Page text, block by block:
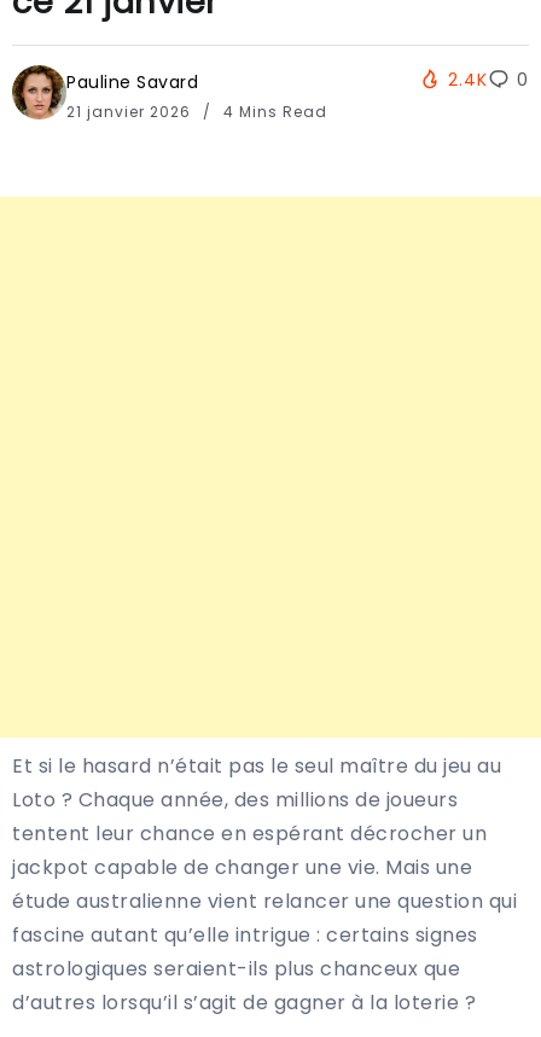
Pauline Savard
21 janvier 2026 4 Mins Read
2.4K 0
Et si le hasard n’était pas le seul maître du jeu au
Loto ? Chaque année, des millions de joueurs
tentent leur chance en espérant décrocher un
jackpot capable de changer une vie. Mais une
étude australienne vient relancer une question qui
fascine autant qu’elle intrigue : certains signes
astrologiques seraient-ils plus chanceux que
d’autres lorsqu’il s’agit de gagner à la loterie ?